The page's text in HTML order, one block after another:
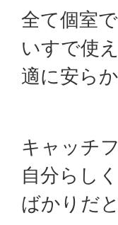
全て個室
いすで使
適に安ら
キャッチ
自分らし
ばかりだ